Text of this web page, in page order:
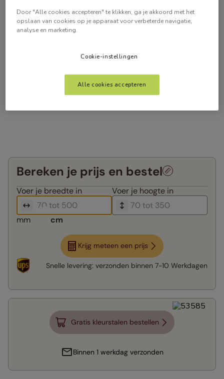
Bereken je prijs en bestel
Voer je breedte in Voer je hoogte in
mm cm
Krijg meteen een prijs
Snelle levering: verzonden binnen 7-10 Werkdagen
Gratis kleurstalen bestellen
Binnen 1 werkdag verzonden
Door "Alle cookies accepteren" te klikken, ga je akkoord met het
opslaan van cookies op je apparaat voor verbeterde navigatie,
analyse en marketing.
Cookie-instellingen
Alle cookies accepteren